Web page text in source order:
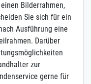
Bilderrahmen,
Sie sich für ein
Ausführung eine
Darüber
zur
gerne für